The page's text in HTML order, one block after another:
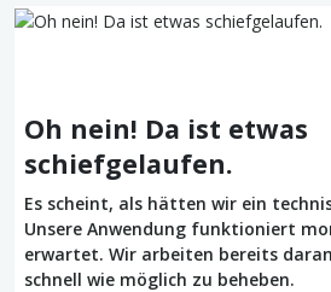
Oh nein! Da ist etwas
schiefgelaufen.
Es scheint, als hätten wir ein
Unsere Anwendung funktioniert
erwartet. Wir arbeiten bereits
schnell wie möglich zu beheben.